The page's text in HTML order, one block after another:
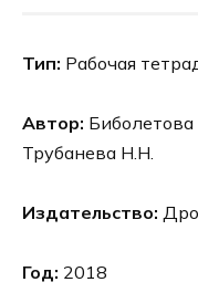
Тип: Рабочая
Автор: Биболетова
Трубанева Н.Н.
Издательство:
Год: 2018